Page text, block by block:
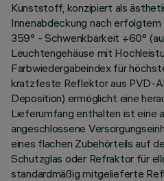
Kunststoff, konzipiert als
Innenabdeckung nach erfolgtem
359° - Schwenkbarkeit +60°
Leuchtengehäuse mit
Farbwiedergabeindex für
kratzfeste Reflektor aus PVD-
Deposition) ermöglicht eine
Lieferumfang enthalten ist eine
angeschlossene
eines flachen Zubehörteils auf
Schutzglas oder Refraktor für
standardmäßig mitgelieferte